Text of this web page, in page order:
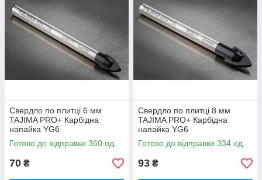
Свердло по плитці 6 мм
TAJIMA PRO+ Карбідна
напайка YG6
Готово до відправки 360 од.
70 ₴
Свердло по плитці 8 мм
TAJIMA PRO+ Карбідна
напайка YG6
Готово до відправки 334 од.
93 ₴